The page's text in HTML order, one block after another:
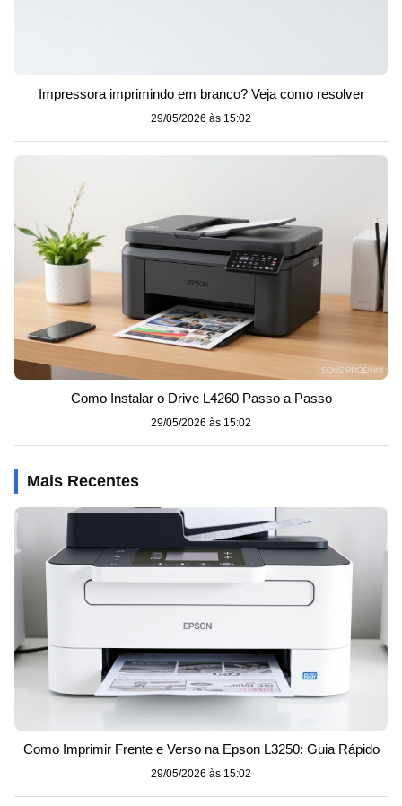
Impressora imprimindo em branco? Veja como resolver
29/05/2026 às 15:02
Como Instalar o Drive L4260 Passo a Passo
29/05/2026 às 15:02
Mais Recentes
Como Imprimir Frente e Verso na Epson L3250: Guia Rápido
29/05/2026 às 15:02